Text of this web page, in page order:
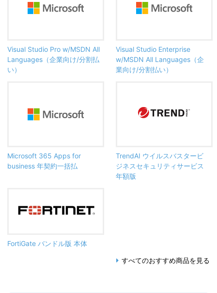
Visual Studio Pro w/MSDN All
Languages（企業向け/分割払
い）
Visual Studio Enterprise
w/MSDN All Languages（企
業向け/分割払い）
Microsoft 365 Apps for
business 年契約一括払
TrendAI ウイルスバスタービ
ジネスセキュリティサービス
年額版
FortiGate バンドル版 本体
すべてのおすすめ商品を見る